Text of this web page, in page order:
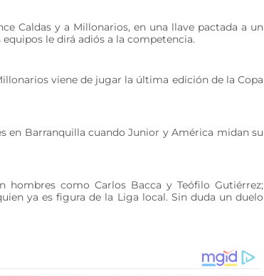
Caldas y a Millonarios, en una llave pactada a un
le dirá adiós a la competencia.
viene de jugar la última edición de la Copa
en Barranquilla cuando Junior y América midan su
hombres como Carlos Bacca y Teófilo Gutiérrez;
ya es figura de la Liga local. Sin duda un duelo